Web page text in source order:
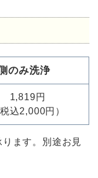
のみ洗浄
1,819円
税込2,000円）
ます。別途お見